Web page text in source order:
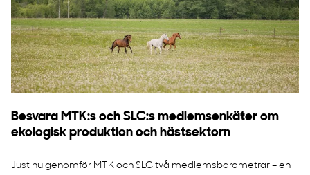
Besvara MTK:s och SLC:s medlemsenkäter om
ekologisk produktion och hästsektorn
Just nu genomför MTK och SLC två medlemsbarometrar – en